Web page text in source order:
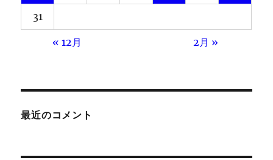
31
« 12月 2月 »
最近のコメント